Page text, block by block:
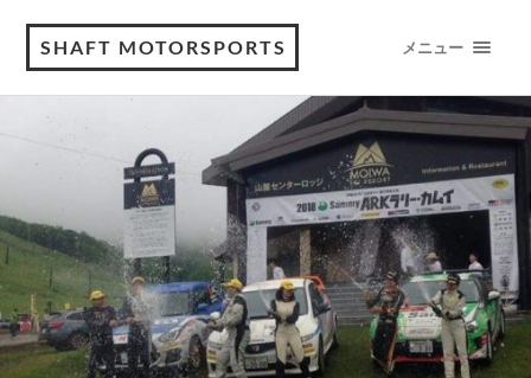
SHAFT MOTORSPORTS メニュー